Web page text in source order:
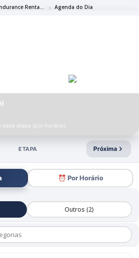
KGV Endurance Rental 06 Horas Agenda do Dia
cada etapa (por horário).
ETAPA Próxima
⏰ Por Horário
Outros (2)